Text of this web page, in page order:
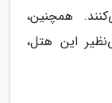
همچنین،
این هتل،